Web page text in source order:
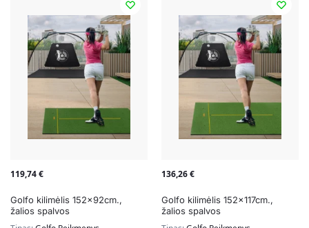
119,74€
Golfo kilimėlis 152x92cm.,
žalios spalvos
136,26€
Golfo kilimėlis 152x117cm.,
žalios spalvos